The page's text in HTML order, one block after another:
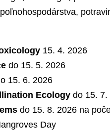
15. 4. 2026
do 15. 5. 2026
15. 6. 2026
Ecologydo 15. 7.
do 15. 8. 2026 na
Day